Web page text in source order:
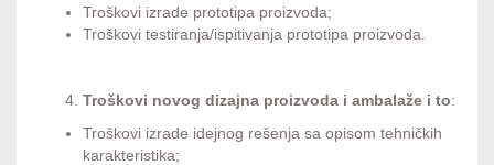
Troškovi izrade prototipa proizvoda;
Troškovi testiranja/ispitivanja prototipa proizvoda.
Troškovi novog dizajna proizvoda i ambalaže i to:
Troškovi izrade idejnog rešenja sa opisom tehničkih
karakteristika;